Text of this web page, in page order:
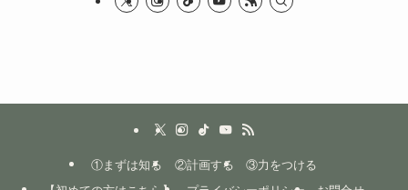
①まずは知る ②計画する
③力をつける